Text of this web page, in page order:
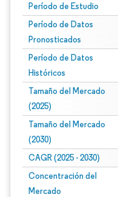
Período de Estudio
Período de Datos
Pronosticados
Período de Datos
Históricos
Tamaño del Mercado
(2025)
Tamaño del Mercado
(2030)
CAGR (2025 - 2030)
Concentración del
Mercado